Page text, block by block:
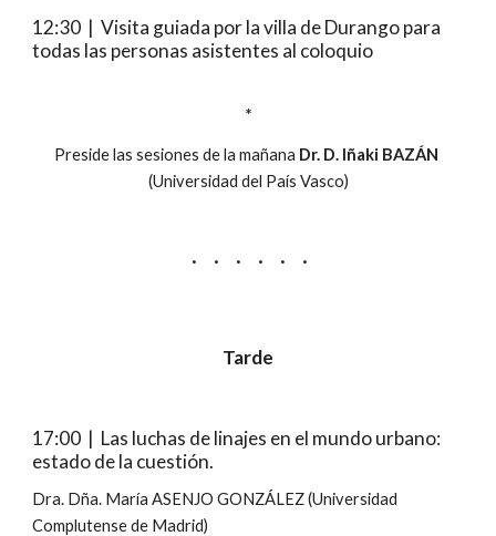
12:30  | Visita guiada por la villa de Durango para
todas las personas asistentes al coloquio
*
Preside las sesiones de la mañana Dr. D. Iñaki BAZÁN
(Universidad del País Vasco)
·     ·     ·     ·     ·     ·
Tarde
17:00  |  Las luchas de linajes en el mundo urbano:
estado de la cuestión.
Dra. Dña. María ASENJO GONZÁLEZ (Universidad
Complutense de Madrid)